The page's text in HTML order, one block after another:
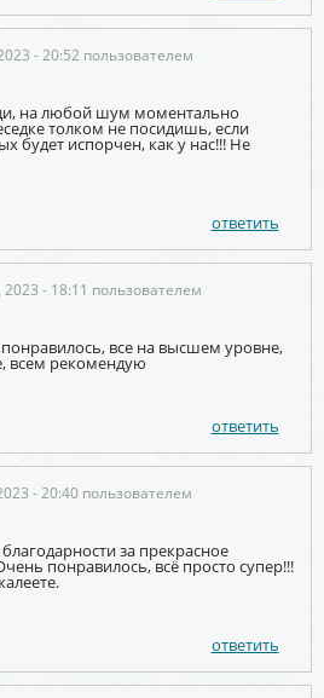
- 20:52 пользователем
на любой шум моментально
толком не посидишь, если
будет испорчен, как у нас!!! Не
ответить
- 18:11 пользователем
все на высшем уровне,
всем рекомендую
ответить
- 20:40 пользователем
за прекрасное
понравилось, всё просто супер!!!
ответить